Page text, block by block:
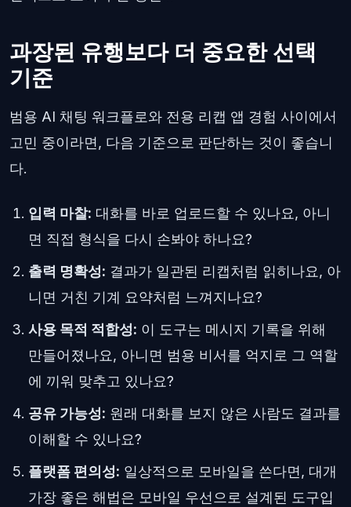
과장된 유행보다 더 중요한 선택
기준
범용 AI 채팅 워크플로와 전용 리캡 앱 경험 사이에서
고민 중이라면, 다음 기준으로 판단하는 것이 좋습니
다.
입력 마찰: 대화를 바로 업로드할 수 있나요, 아니
면 직접 형식을 다시 손봐야 하나요?
출력 명확성: 결과가 일관된 리캡처럼 읽히나요, 아
니면 거친 기계 요약처럼 느껴지나요?
사용 목적 적합성: 이 도구는 메시지 기록을 위해
만들어졌나요, 아니면 범용 비서를 억지로 그 역할
에 끼워 맞추고 있나요?
공유 가능성: 원래 대화를 보지 않은 사람도 결과를
이해할 수 있나요?
플랫폼 편의성: 일상적으로 모바일을 쓴다면, 대개
가장 좋은 해법은 모바일 우선으로 설계된 도구입